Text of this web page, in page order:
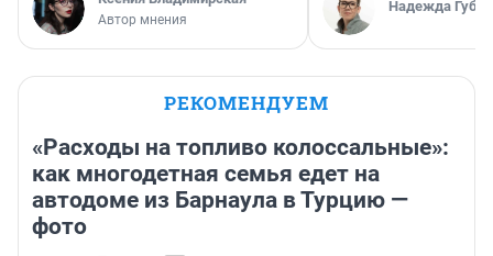
Автор мнения
Надежда
РЕКОМЕНДУЕМ
«Расходы на топливо колоссальные»:
как многодетная семья едет на
автодоме из Барнаула в Турцию —
фото